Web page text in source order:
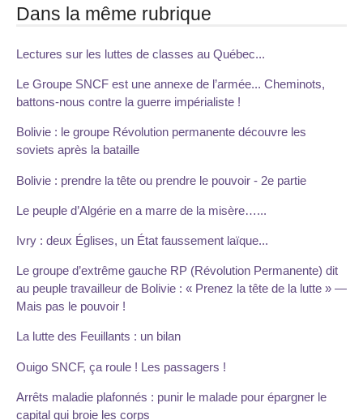
Dans la même rubrique
Lectures sur les luttes de classes au Québec...
Le Groupe SNCF est une annexe de l’armée... Cheminots,
battons-nous contre la guerre impérialiste !
Bolivie : le groupe Révolution permanente découvre les
soviets après la bataille
Bolivie : prendre la tête ou prendre le pouvoir - 2e partie
Le peuple d’Algérie en a marre de la misère…...
Ivry : deux Églises, un État faussement laïque...
Le groupe d’extrême gauche RP (Révolution Permanente) dit
au peuple travailleur de Bolivie : « Prenez la tête de la lutte » —
Mais pas le pouvoir !
La lutte des Feuillants : un bilan
Ouigo SNCF, ça roule ! Les passagers !
Arrêts maladie plafonnés : punir le malade pour épargner le
capital qui broie les corps